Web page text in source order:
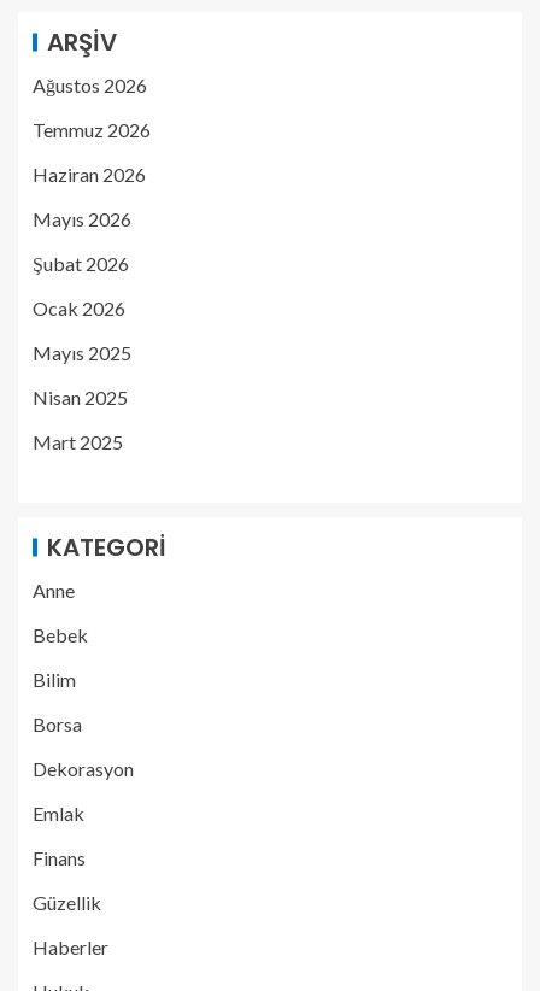
ARŞIV
Ağustos 2026
Temmuz 2026
Haziran 2026
Mayıs 2026
Şubat 2026
Ocak 2026
Mayıs 2025
Nisan 2025
Mart 2025
KATEGORI
Anne
Bebek
Bilim
Borsa
Dekorasyon
Emlak
Finans
Güzellik
Haberler